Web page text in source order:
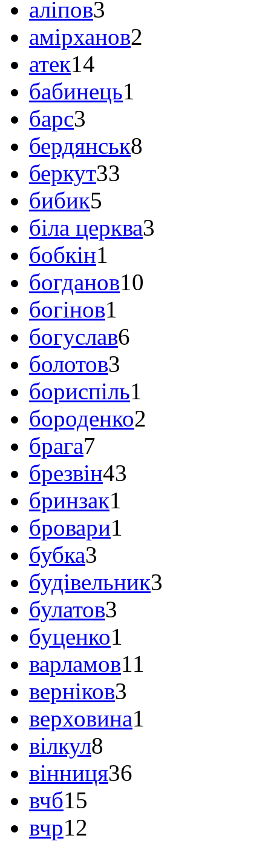
аліпов3
амірханов2
атек14
бабинець1
барс3
бердянськ8
беркут33
бибик5
біла церква3
бобкін1
богданов10
богінов1
богуслав6
болотов3
бориспіль1
бороденко2
брага7
брезвін43
бринзак1
бровари1
бубка3
будівельник3
булатов3
буценко1
варламов11
верніков3
верховина1
вілкул8
вінниця36
вчб15
вчр12